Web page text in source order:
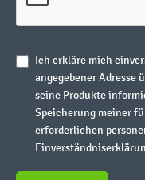
Ich erkläre mich
angegebener Adresse
seine Produkte
Speicherung meiner
erforderlichen